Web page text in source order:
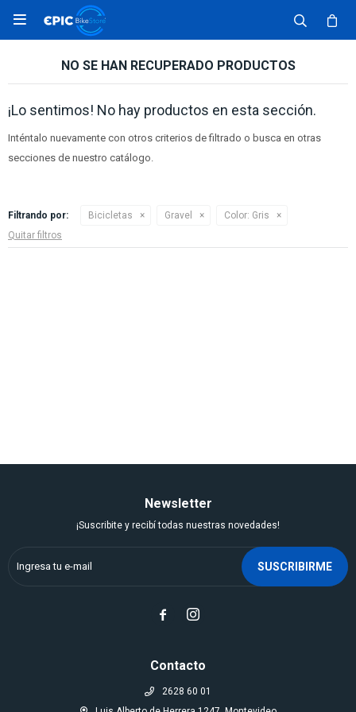

NO SE HAN RECUPERADO PRODUCTOS
¡Lo sentimos! No hay productos en esta sección.
Inténtalo nuevamente con otros criterios de filtrado o busca en otras
secciones de nuestro catálogo.
Filtrando por: Bicicletas Gravel Color: Gris
Quitar filtros
Contacto
2628 60 01
Newsletter
¡Suscribite y recibí todas nuestras novedades!
SUSCRIBIRME
 